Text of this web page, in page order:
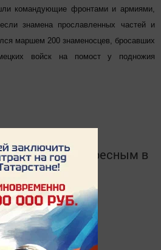
командующие фронтами и армиями,
знамена прославленных частей и
маршем 200 знаменосцев, бросавших
войск на помост у подножия
важным и интересным в
в
MАХ: